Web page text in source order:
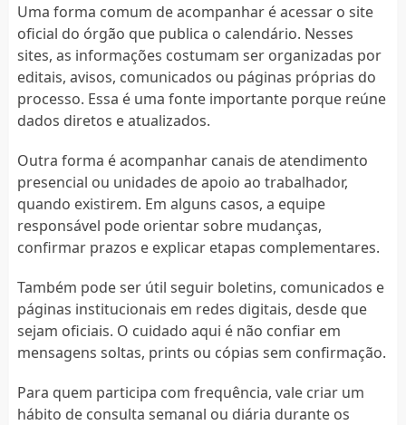
Uma forma comum de acompanhar é acessar o site
oficial do órgão que publica o calendário. Nesses
sites, as informações costumam ser organizadas por
editais, avisos, comunicados ou páginas próprias do
processo. Essa é uma fonte importante porque reúne
dados diretos e atualizados.
Outra forma é acompanhar canais de atendimento
presencial ou unidades de apoio ao trabalhador,
quando existirem. Em alguns casos, a equipe
responsável pode orientar sobre mudanças,
confirmar prazos e explicar etapas complementares.
Também pode ser útil seguir boletins, comunicados e
páginas institucionais em redes digitais, desde que
sejam oficiais. O cuidado aqui é não confiar em
mensagens soltas, prints ou cópias sem confirmação.
Para quem participa com frequência, vale criar um
hábito de consulta semanal ou diária durante os